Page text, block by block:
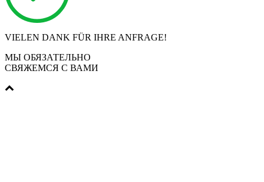
VIELEN DANK FÜR IHRE ANFRAGE!
МЫ ОБЯЗАТЕЛЬНО
СВЯЖЕМСЯ С ВАМИ